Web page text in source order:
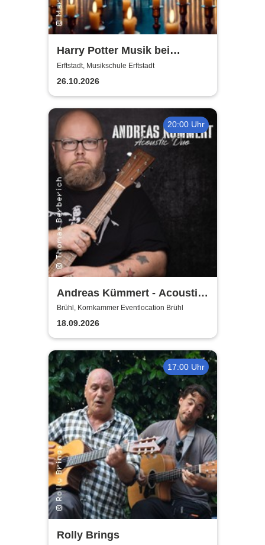
Harry Potter Musik bei
Kerzenschein
Erftstadt, Musikschule Erftstadt
26.10.2026
20:00 Uhr
Andreas Kümmert - Acoustic
Duo
Brühl, Kornkammer Eventlocation Brühl
18.09.2026
17:00 Uhr
Rolly Brings